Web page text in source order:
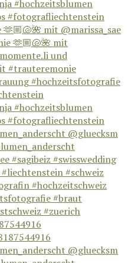
mit @marissa_sae
@gluecksm
@gluecksm